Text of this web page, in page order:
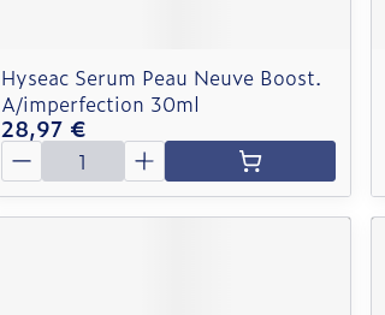
Hyseac Serum Peau Neuve Boost.
A/imperfection 30ml
28,97 €
Quantité